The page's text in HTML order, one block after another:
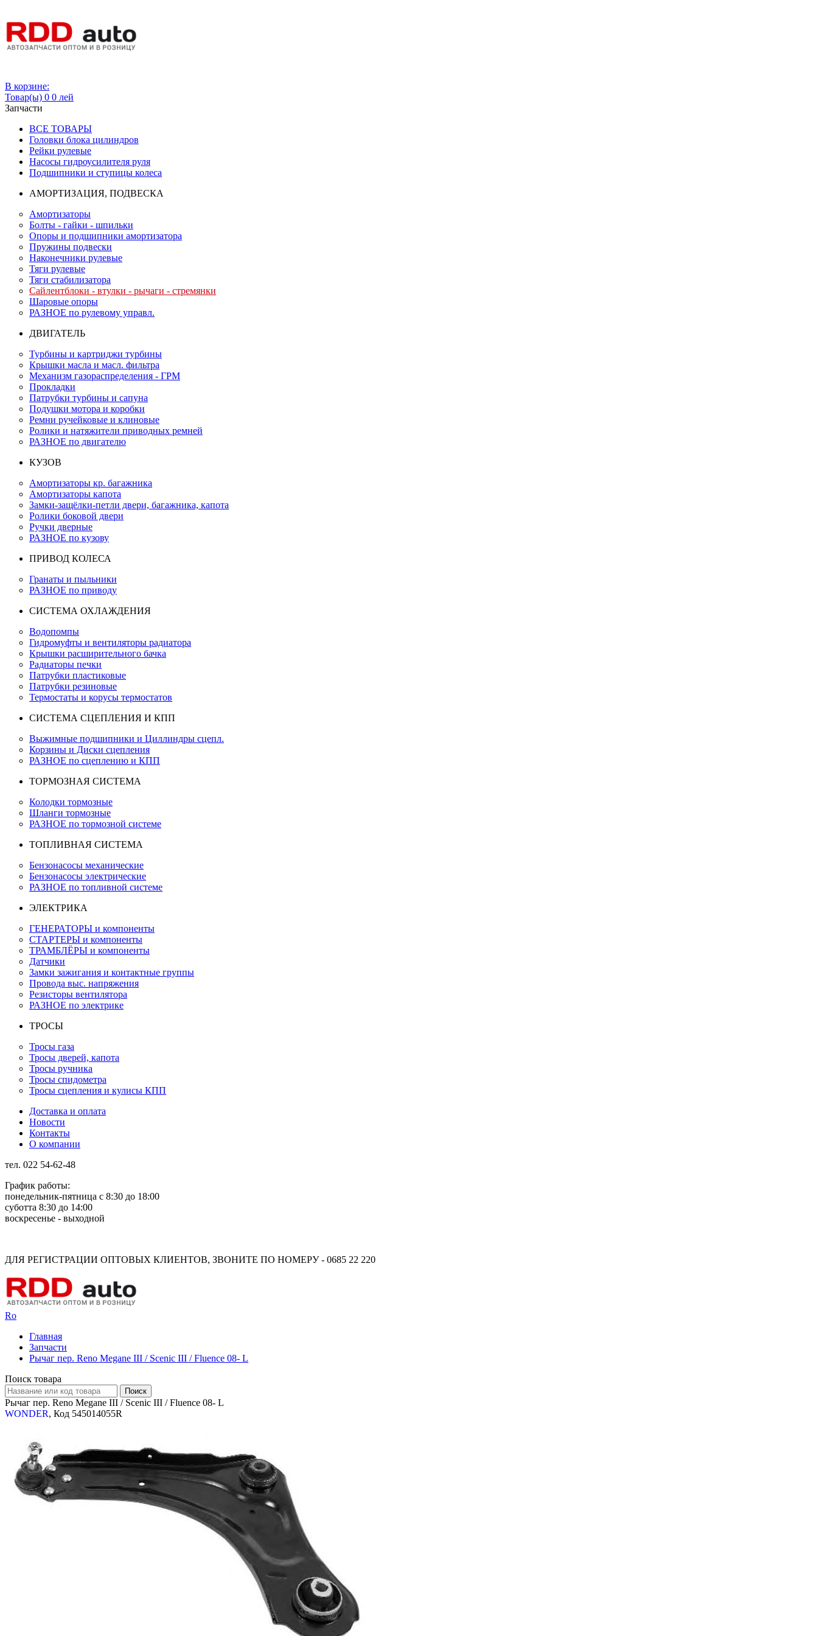
В корзине:
Товар(ы) 0 0 лей
Запчасти
ВСЕ ТОВАРЫ
Головки блока цилиндров
Рейки рулевые
Насосы гидроусилителя руля
Подшипники и ступицы колеса
АМОРТИЗАЦИЯ, ПОДВЕСКА
Амортизаторы
Болты - гайки - шпильки
Опоры и подшипники амортизатора
Пружины подвески
Наконечники рулевые
Тяги рулевые
Тяги стабилизатора
Сайлентблоки - втулки - рычаги - стремянки
Шаровые опоры
РАЗНОЕ по рулевому управл.
ДВИГАТЕЛЬ
Турбины и картриджи турбины
Крышки масла и масл. фильтра
Механизм газораспределения - ГРМ
Прокладки
Патрубки турбины и сапуна
Подушки мотора и коробки
Ремни ручейковые и клиновые
Ролики и натяжители приводных ремней
РАЗНОЕ по двигателю
КУЗОВ
Амортизаторы кр. багажника
Амортизаторы капота
Замки-защёлки-петли двери, багажника, капота
Ролики боковой двери
Ручки дверные
РАЗНОЕ по кузову
ПРИВОД КОЛЕСА
Гранаты и пыльники
РАЗНОЕ по приводу
СИСТЕМА ОХЛАЖДЕНИЯ
Водопомпы
Гидромуфты и вентиляторы радиатора
Крышки расширительного бачка
Радиаторы печки
Патрубки пластиковые
Патрубки резиновые
Термостаты и корусы термостатов
СИСТЕМА СЦЕПЛЕНИЯ И КПП
Выжимные подшипники и Циллиндры сцепл.
Корзины и Диски сцепления
РАЗНОЕ по сцеплению и КПП
ТОРМОЗНАЯ СИСТЕМА
Колодки тормозные
Шланги тормозные
РАЗНОЕ по тормозной системе
ТОПЛИВНАЯ СИСТЕМА
Бензонасосы механические
Бензонасосы электрические
РАЗНОЕ по топливной системе
ЭЛЕКТРИКА
ГЕНЕРАТОРЫ и компоненты
СТАРТЕРЫ и компоненты
ТРАМБЛЁРЫ и компоненты
Датчики
Замки зажигания и контактные группы
Провода выс. напряжения
Резисторы вентилятора
РАЗНОЕ по электрике
ТРОСЫ
Тросы газа
Тросы дверей, капота
Тросы ручника
Тросы спидометра
Тросы сцепления и кулисы КПП
Доставка и оплата
Новости
Контакты
О компании
тел. 022 54-62-48
График работы:
понедельник-пятница с 8:30 до 18:00
суботта 8:30 до 14:00
воскресенье - выходной
ДЛЯ РЕГИСТРАЦИИ ОПТОВЫХ КЛИЕНТОВ, ЗВОНИТЕ ПО НОМЕРУ - 0685 22 220
Ro
Главная
Запчасти
Рычаг пер. Reno Megane III / Scenic III / Fluence 08- L
Поиск товара
Рычаг пер. Reno Megane III / Scenic III / Fluence 08- L
WONDER, Код 545014055R